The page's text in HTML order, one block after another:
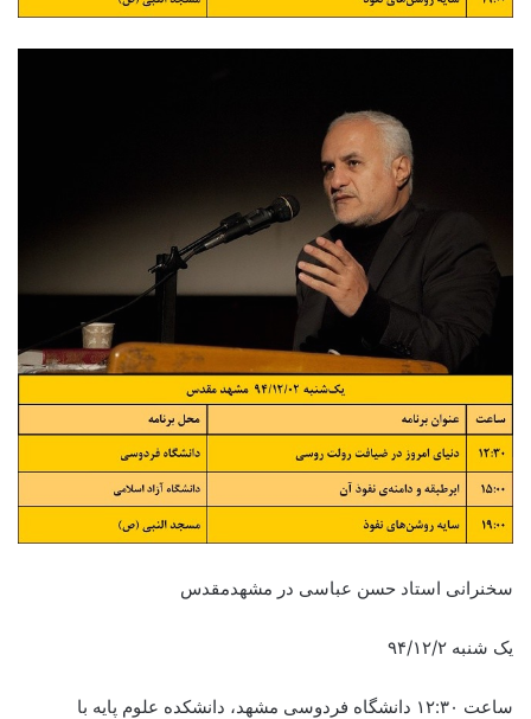
سخنرانی استاد حسن عباسی در مشهدمقدس
یک شنبه ۹۴/۱۲/۲
ساعت ۱۲:۳۰ دانشگاه فردوسی مشهد، دانشکده علوم پايه با